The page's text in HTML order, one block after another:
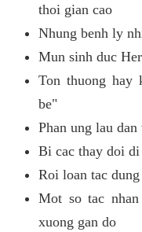
thoi gian cao
Nhung benh ly
Mun sinh duc
Ton thuong hay
be"
Phan ung lau
Bi cac thay doi di
Roi loan tac dung
Mot so tac
xuong gan do